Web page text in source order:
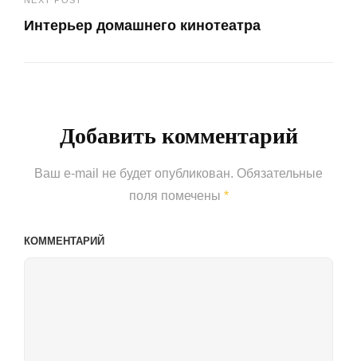
Интерьер домашнего кинотеатра
Добавить комментарий
Ваш e-mail не будет опубликован. Обязательные
поля помечены *
КОММЕНТАРИЙ